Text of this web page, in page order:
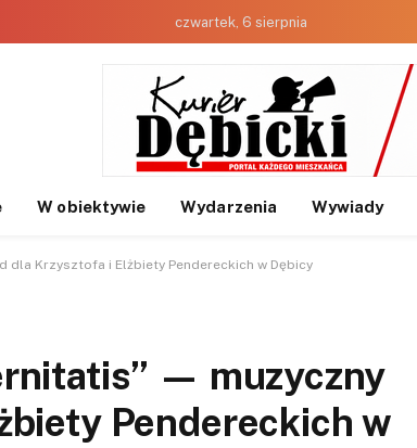
czwartek, 6 sierpnia
W obiektywie Wydarzenia Wywiady
dla Krzysztofa i Elżbiety Pendereckich w Dębicy
— muzyczny
Pendereckich w